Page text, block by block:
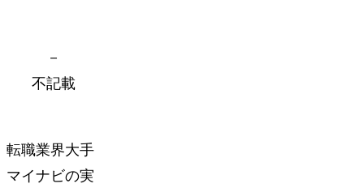
－
不記載
転職業界大手
マイナビの実